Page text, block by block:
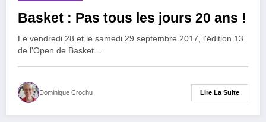
Basket : Pas tous les jours 20 ans !
Le vendredi 28 et le samedi 29 septembre 2017, l'édition 13
de l'Open de Basket…
Dominique Crochu Lire La Suite